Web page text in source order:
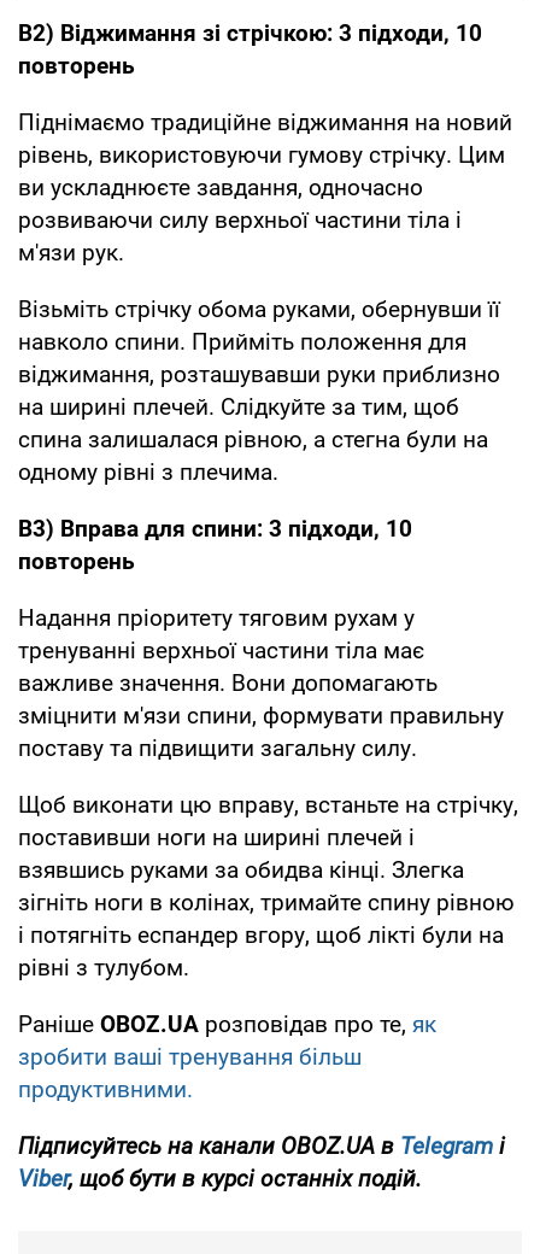
B2) Віджимання зі стрічкою: 3 підходи, 10
повторень
Піднімаємо традиційне віджимання на новий
рівень, використовуючи гумову стрічку. Цим
ви ускладнюєте завдання, одночасно
розвиваючи силу верхньої частини тіла і
м'язи рук.
Візьміть стрічку обома руками, обернувши її
навколо спини. Прийміть положення для
віджимання, розташувавши руки приблизно
на ширині плечей. Слідкуйте за тим, щоб
спина залишалася рівною, а стегна були на
одному рівні з плечима.
B3) Вправа для спини: 3 підходи, 10
повторень
Надання пріоритету тяговим рухам у
тренуванні верхньої частини тіла має
важливе значення. Вони допомагають
зміцнити м'язи спини, формувати правильну
поставу та підвищити загальну силу.
Щоб виконати цю вправу, встаньте на стрічку,
поставивши ноги на ширині плечей і
взявшись руками за обидва кінці. Злегка
зігніть ноги в колінах, тримайте спину рівною
і потягніть еспандер вгору, щоб лікті були на
рівні з тулубом.
Раніше OBOZ.UA розповідав про те, як
зробити ваші тренування більш
продуктивними.
Підписуйтесь на канали OBOZ.UA в Telegram і
Viber, щоб бути в курсі останніх подій.